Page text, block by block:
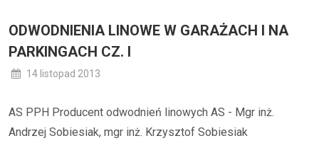
ODWODNIENIA LINOWE W GARAŻACH I NA
PARKINGACH CZ. I
14 listopad 2013
AS PPH Producent odwodnień linowych AS - Mgr inż.
Andrzej Sobiesiak, mgr inż. Krzysztof Sobiesiak